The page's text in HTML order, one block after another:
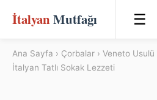
İtalyan Mutfağı ☰
Ana Sayfa › Çorbalar › Veneto
İtalyan Tatlı Sokak Lezzeti